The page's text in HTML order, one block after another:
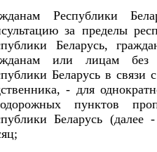
Республики
за пределы
Беларусь,
или лицам без
Беларусь в связи
- для
пунктов
Беларусь (далее